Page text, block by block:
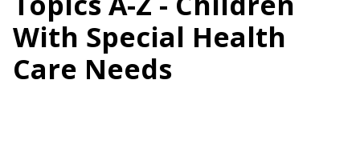
With Special Health
Care Needs